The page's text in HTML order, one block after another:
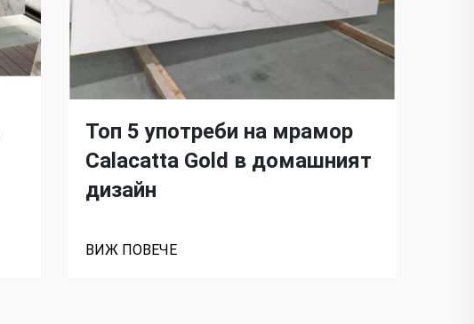
Топ 5 употреби на мрамор
Calacatta Gold в домашният
дизайн
ВИЖ ПОВЕЧЕ